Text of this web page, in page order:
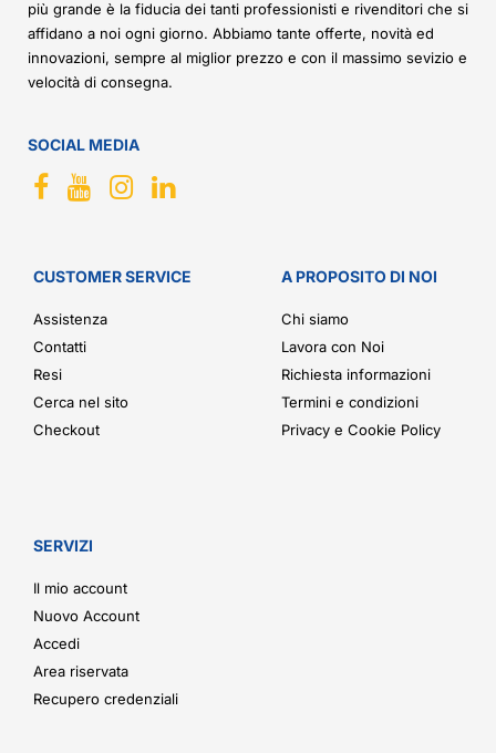
più grande è la fiducia dei tanti professionisti e rivenditori che si
affidano a noi ogni giorno. Abbiamo tante offerte, novità ed
innovazioni, sempre al miglior prezzo e con il massimo sevizio e
velocità di consegna.
SOCIAL MEDIA
CUSTOMER SERVICE
Assistenza
Contatti
Resi
Cerca nel sito
Checkout
A PROPOSITO DI NOI
Chi siamo
Lavora con Noi
Richiesta informazioni
Termini e condizioni
Privacy e Cookie Policy
SERVIZI
Il mio account
Nuovo Account
Accedi
Area riservata
Recupero credenziali